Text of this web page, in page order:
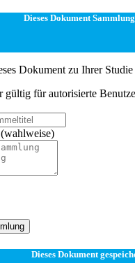
Dieses Dokument
Dokument zu Ihrer
gültig für autorisierte
(wahlweise)
Dieses Dokument